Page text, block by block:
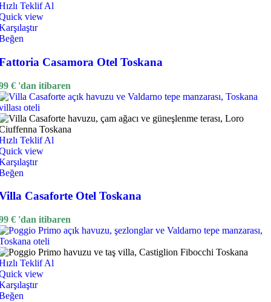
Teklif Al
view
Casamora Otel Toskana
€ 'dan itibaren
Teklif Al
view
Casaforte Otel Toskana
€ 'dan itibaren
Teklif Al
view